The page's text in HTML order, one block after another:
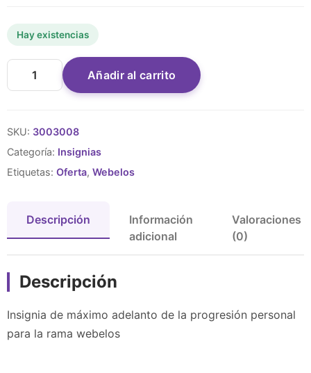
Hay existencias
Añadir al carrito
SKU: 3003008
Categoría: Insignias
Etiquetas: Oferta, Webelos
Descripción
Información
adicional
Valoraciones
(0)
Descripción
Insignia de máximo adelanto de la progresión personal
para la rama webelos